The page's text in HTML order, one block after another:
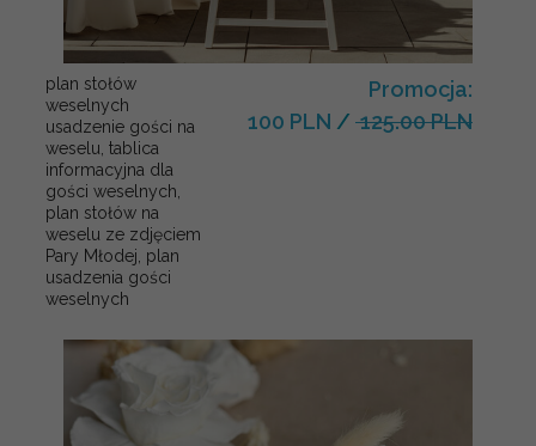
plan stołów
weselnych
usadzenie gości na
weselu, tablica
informacyjna dla
gości weselnych,
plan stołów na
weselu ze zdjęciem
Pary Młodej, plan
usadzenia gości
weselnych
Promocja:
100 PLN / 125.00 PLN